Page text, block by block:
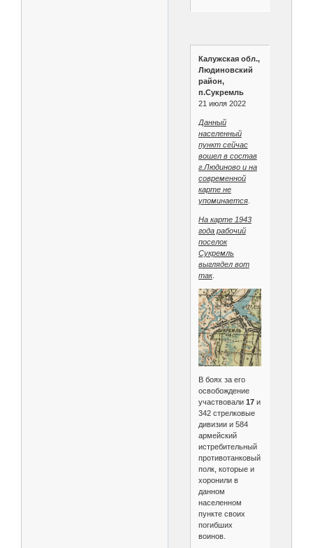
Калужская обл.,
Людиновский
район,
п.Сукремль
21 июля 2022
Данный
населенный
пункт сейчас
вошел в состав
г.Людиново и на
современной
карте не
упоминается.
На карте 1943
года рабочий
поселок
Сукремль
выглядел вот
так.
В боях за его
освобождение
участвовали 17и
342 стрелковые
дивизии и 584
армейский
истребительный
противотанковый
полк, которые и
хоронили в
данном
населенном
пункте своих
погибших
воинов.